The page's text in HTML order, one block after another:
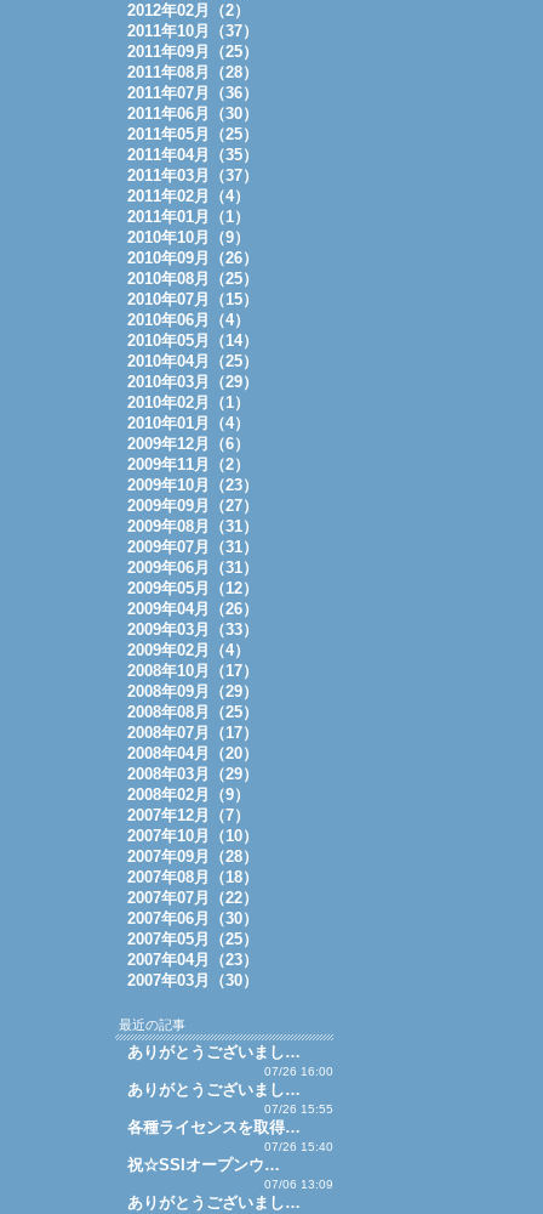
2012年02月（2）
2011年10月（37）
2011年09月（25）
2011年08月（28）
2011年07月（36）
2011年06月（30）
2011年05月（25）
2011年04月（35）
2011年03月（37）
2011年02月（4）
2011年01月（1）
2010年10月（9）
2010年09月（26）
2010年08月（25）
2010年07月（15）
2010年06月（4）
2010年05月（14）
2010年04月（25）
2010年03月（29）
2010年02月（1）
2010年01月（4）
2009年12月（6）
2009年11月（2）
2009年10月（23）
2009年09月（27）
2009年08月（31）
2009年07月（31）
2009年06月（31）
2009年05月（12）
2009年04月（26）
2009年03月（33）
2009年02月（4）
2008年10月（17）
2008年09月（29）
2008年08月（25）
2008年07月（17）
2008年04月（20）
2008年03月（29）
2008年02月（9）
2007年12月（7）
2007年10月（10）
2007年09月（28）
2007年08月（18）
2007年07月（22）
2007年06月（30）
2007年05月（25）
2007年04月（23）
2007年03月（30）
最近の記事
ありがとうございまし…
07/26 16:00
ありがとうございまし…
07/26 15:55
各種ライセンスを取得…
07/26 15:40
祝☆SSIオープンウ…
07/06 13:09
ありがとうございまし…